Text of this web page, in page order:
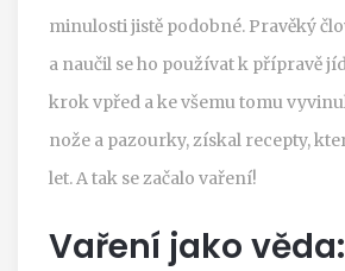
minulosti jistě podobné. Pravěký
a naučil se ho používat k přípravě
krok vpřed a ke všemu tomu
nože a pazourky, získal recepty,
let. A tak se začalo vaření!
Vaření jako věda: